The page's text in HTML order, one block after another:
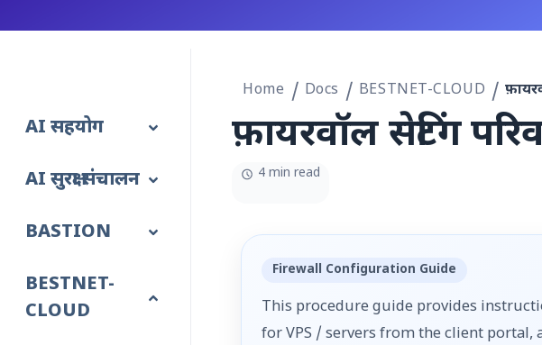
AI सहयोग
AI सुरक्षा संचालन
BASTION
BESTNET-
CLOUD
Home Docs BESTNET-CLOUD
फ़ायरवॉल सेटिंग
4 min read
Firewall Configuration Guide
This procedure guide provides
for VPS / servers from the client